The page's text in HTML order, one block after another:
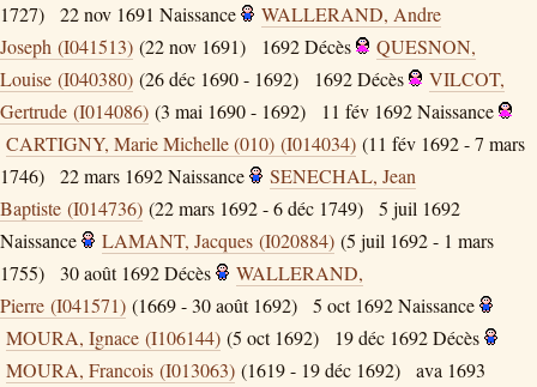
1727) 22 nov 1691 Naissance
WALLERAND, Andre
Joseph (I041513) (22 nov 1691) 1692Décès
QUESNON,
Louise (I040380) (26 déc 1690 - 1692) 1692Décès
VILCOT,
Gertrude (I014086) (3 mai 1690 - 1692) 11 fév 1692Naissance
CARTIGNY, Marie Michelle (010) (I014034) (11 fév 1692 - 7 mars
1746)
22 mars 1692Naissance
SENECHAL, Jean
Baptiste (I014736) (22 mars 1692 - 6 déc 1749)
5 juil 1692
Naissance
LAMANT, Jacques (I020884) (5 juil 1692 - 1 mars
1755)
30 août 1692Décès
WALLERAND,
Pierre (I041571) (1669 - 30 août 1692) 5 oct 1692Naissance
MOURA, Ignace (I106144) (5 oct 1692) 19 déc 1692Décès
MOURA, Francois (I013063) (1619 - 19 déc 1692)
ava 1693